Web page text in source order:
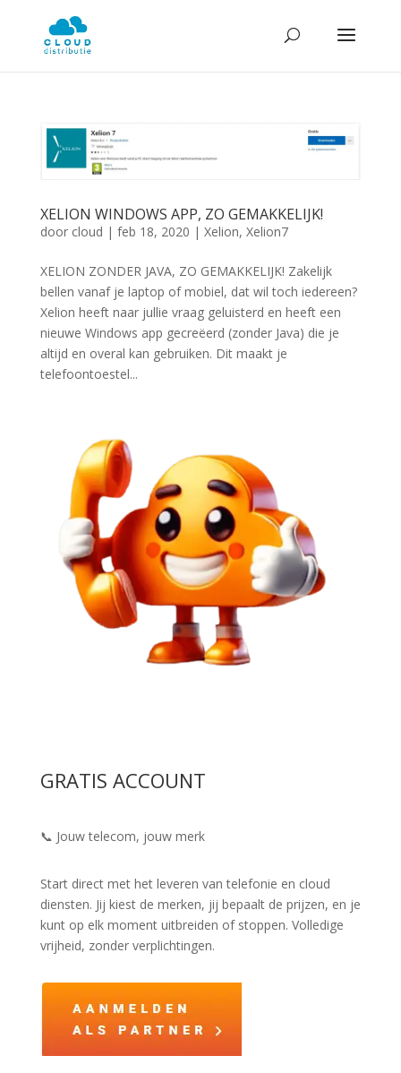
XELION WINDOWS APP, ZO GEMAKKELIJK!
door cloud | feb 18, 2020 | Xelion, Xelion7
XELION ZONDER JAVA, ZO GEMAKKELIJK! Zakelijk
bellen vanaf je laptop of mobiel, dat wil toch iedereen?
Xelion heeft naar jullie vraag geluisterd en heeft een
nieuwe Windows app gecreëerd (zonder Java) die je
altijd en overal kan gebruiken. Dit maakt je
telefoontoestel...
GRATIS ACCOUNT
📞 Jouw telecom, jouw merk
Start direct met het leveren van telefonie en cloud
diensten. Jij kiest de merken, jij bepaalt de prijzen, en je
kunt op elk moment uitbreiden of stoppen. Volledige
vrijheid, zonder verplichtingen.